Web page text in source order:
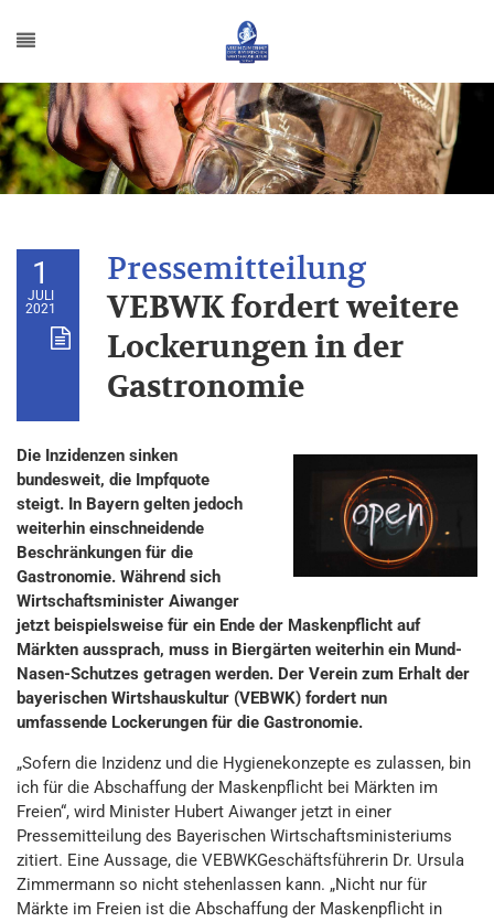
1
JULI
2021
VEBWK fordert weitere
Lockerungen in der
Gastronomie
Die Inzidenzen sinken
bundesweit, die Impfquote
steigt. In Bayern gelten jedoch
weiterhin einschneidende
Beschränkungen für die
Gastronomie. Während sich
Wirtschaftsminister Aiwanger
jetzt beispielsweise für ein Ende der Maskenpflicht auf
Märkten aussprach, muss in Biergärten weiterhin ein Mund-
Nasen-Schutzes getragen werden. Der Verein zum Erhalt der
bayerischen Wirtshauskultur (VEBWK) fordert nun
umfassende Lockerungen für die Gastronomie.
„Sofern die Inzidenz und die Hygienekonzepte es zulassen, bin
ich für die Abschaffung der Maskenpflicht bei Märkten im
Freien“, wird Minister Hubert Aiwanger jetzt in einer
Pressemitteilung des Bayerischen Wirtschaftsministeriums
zitiert. Eine Aussage, die VEBWKGeschäftsführerin Dr. Ursula
Zimmermann so nicht stehenlassen kann. „Nicht nur für
Märkte im Freien ist die Abschaffung der Maskenpflicht in